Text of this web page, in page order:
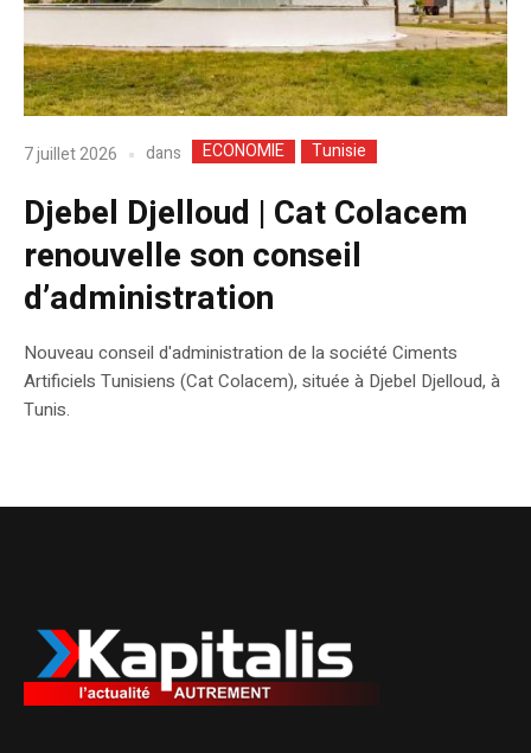
7 juillet 2026 dans ECONOMIE Tunisie
Djebel Djelloud | Cat Colacem
renouvelle son conseil
d’administration
Nouveau conseil d'administration de la société Ciments
Artificiels Tunisiens (Cat Colacem), située à Djebel Djelloud, à
Tunis.